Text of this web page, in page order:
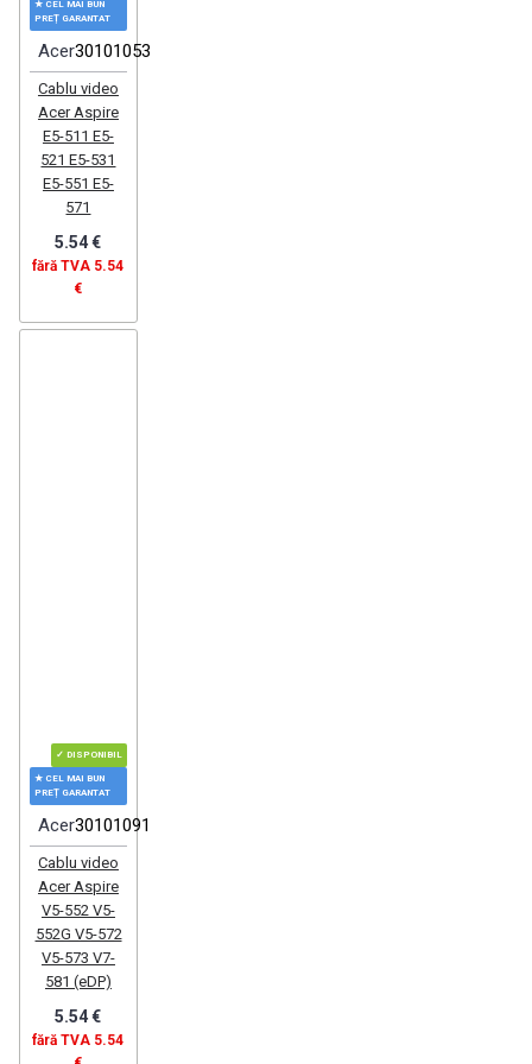
★ CEL MAI BUN
PREȚ GARANTAT
Acer30101053
Cablu video
Acer Aspire
E5-511 E5-
521 E5-531
E5-551 E5-
571
5.54 €
fără TVA 5.54
€
✓ DISPONIBIL
★ CEL MAI BUN
PREȚ GARANTAT
Acer30101091
Cablu video
Acer Aspire
V5-552 V5-
552G V5-572
V5-573 V7-
581 (eDP)
5.54 €
fără TVA 5.54